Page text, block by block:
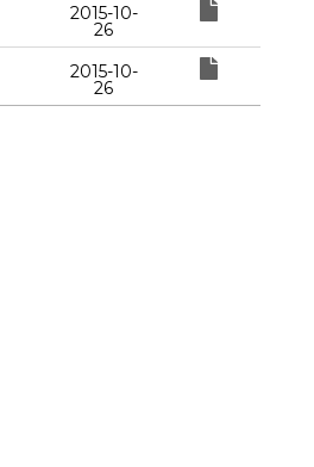
2015-10-
26
2015-10-
26